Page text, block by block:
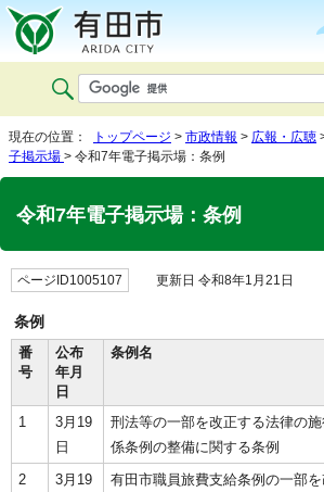
現在の位置： トップページ > 市政情報 > 広報・広聴
子掲示場 > 令和7年電子掲示場：条例
令和7年電子掲示場：条例
ページID1005107 更新日 令和8年1月21日
条例
番
号
公布
年月
日
条例名
1
3月19
日
刑法等の一部を改正する法律の
係条例の整備に関する条例
2
3月19
有田市職員旅費支給条例の一部